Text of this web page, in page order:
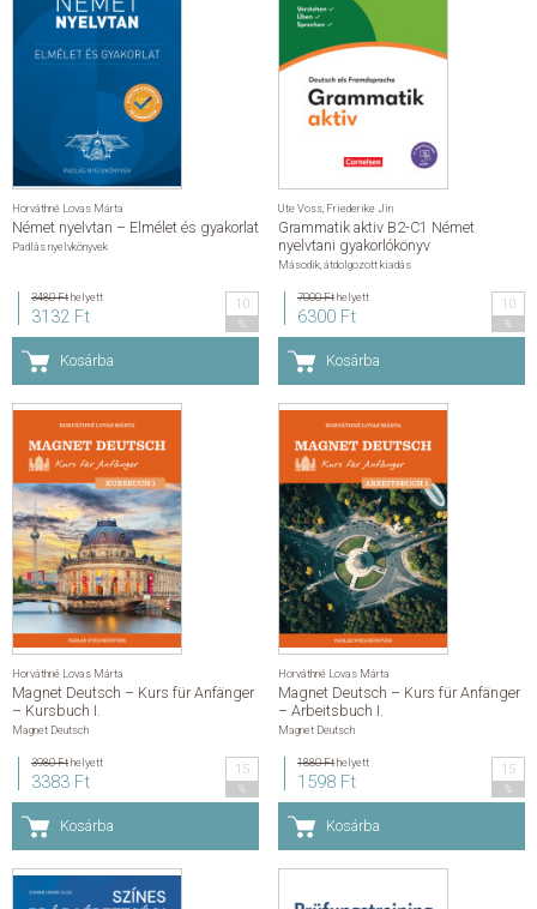
Horváthné Lovas Márta
Német nyelvtan – Elmélet és gyakorlat
Padlás nyelvkönyvek
3480 Fthelyett
3132 Ft
10
Kosárba
Ute Voss Friederike Jin
Grammatik aktiv B2-C1 Német
nyelvtani gyakorlókönyv
Második, átdolgozott kiadás
7000 Fthelyett
6300 Ft
10
Kosárba
Horváthné Lovas Márta
Magnet Deutsch – Kurs für Anfänger
– Kursbuch I.
Magnet Deutsch
3980 Fthelyett
3383 Ft
15
Kosárba
Horváthné Lovas Márta
Magnet Deutsch – Kurs für Anfänger
– Arbeitsbuch I.
Magnet Deutsch
1880 Fthelyett
1598 Ft
15
Kosárba